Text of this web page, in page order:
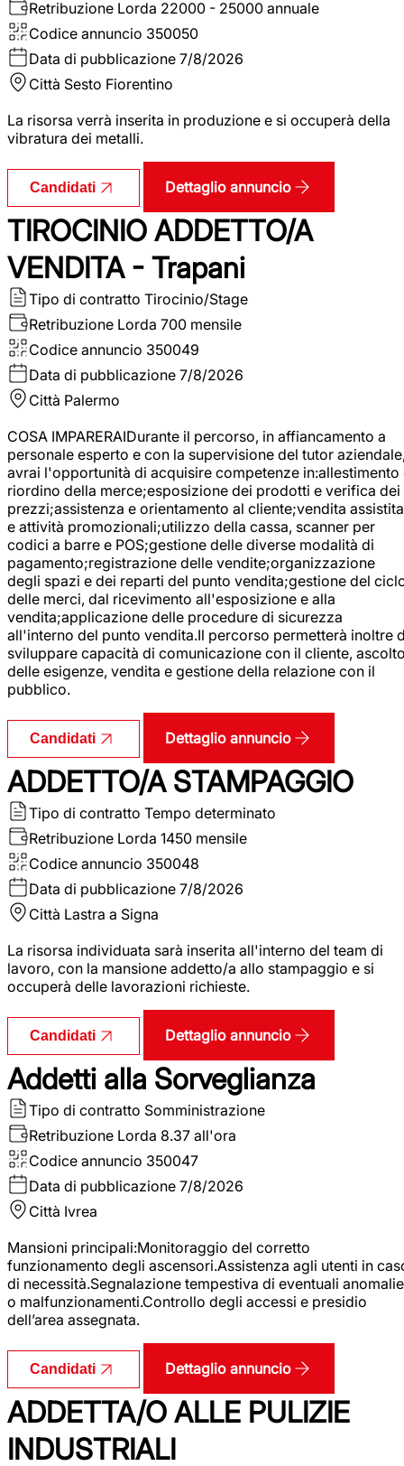
Retribuzione Lorda 22000 - 25000 annuale
Codice annuncio 350050
Data di pubblicazione 7/8/2026
Città Sesto Fiorentino
La risorsa verrà inserita in produzione e si occuperà della
vibratura dei metalli.
Candidati Dettaglio annuncio
TIROCINIO ADDETTO/A
VENDITA - Trapani
Tipo di contratto Tirocinio/Stage
Retribuzione Lorda 700 mensile
Codice annuncio 350049
Data di pubblicazione 7/8/2026
Città Palermo
COSA IMPARERAIDurante il percorso, in affiancamento a
personale esperto e con la supervisione del tutor
avrai l'opportunità di acquisire competenze in:allestimento
riordino della merce;esposizione dei prodotti e verifica dei
prezzi;assistenza e orientamento al cliente;vendita assistita
e attività promozionali;utilizzo della cassa, scanner per
codici a barre e POS;gestione delle diverse modalità di
pagamento;registrazione delle vendite;organizzazione
degli spazi e dei reparti del punto vendita;gestione del
delle merci, dal ricevimento all'esposizione e alla
vendita;applicazione delle procedure di sicurezza
all'interno del punto vendita.Il percorso permetterà inoltre
sviluppare capacità di comunicazione con il cliente,
delle esigenze, vendita e gestione della relazione con il
pubblico.
Candidati Dettaglio annuncio
ADDETTO/A STAMPAGGIO
Tipo di contratto Tempo determinato
Retribuzione Lorda 1450 mensile
Codice annuncio 350048
Data di pubblicazione 7/8/2026
Città Lastra a Signa
La risorsa individuata sarà inserita all'interno del team di
lavoro, con la mansione addetto/a allo stampaggio e si
occuperà delle lavorazioni richieste.
Candidati Dettaglio annuncio
Addetti alla Sorveglianza
Tipo di contratto Somministrazione
Retribuzione Lorda 8.37 all'ora
Codice annuncio 350047
Data di pubblicazione 7/8/2026
Città Ivrea
Mansioni principali:Monitoraggio del corretto
funzionamento degli ascensori.Assistenza agli utenti in
di necessità.Segnalazione tempestiva di eventuali anomalie
o malfunzionamenti.Controllo degli accessi e presidio
dell’area assegnata.
Candidati Dettaglio annuncio
ADDETTA/O ALLE PULIZIE
INDUSTRIALI